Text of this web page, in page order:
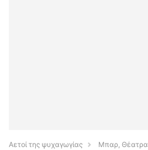
Αετοί της ψυχαγωγίας
Μπαρ,